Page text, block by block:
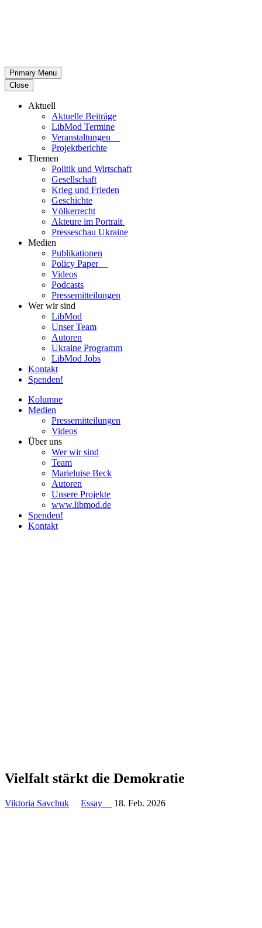
Primary Menu
Close
Aktuell
Aktu­elle Beiträge
LibMod Termine
Ver­an­stal­tun­gen
Pro­jekt­be­richte
Themen
Politik und Wirtschaft
Gesell­schaft
Krieg und Frieden
Geschichte
Völ­ker­recht
Akteure im Portrait
Pres­se­schau Ukraine
Medien
Publi­ka­tio­nen
Policy Paper
Videos
Pod­casts
Pres­se­mit­tei­lun­gen
Wer wir sind
LibMod
Unser Team
Autoren
Ukraine Pro­gramm
LibMod Jobs
Kontakt
Spenden!
Kolumne
Medien
Pres­se­mit­tei­lun­gen
Videos
Über uns
Wer wir sind
Team
Marie­luise Beck
Autoren
Unsere Pro­jekte
www.libmod.de
Spenden!
Kontakt
Viel­falt stärkt die Demokratie
Viktoria Savchuk Essay 18. Feb. 2026